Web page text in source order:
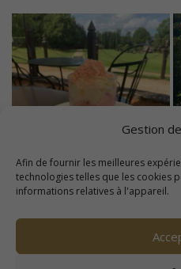
Gestion
Afin de fournir les meilleures
technologies telles que les cookies
informations relatives à l'appareil.